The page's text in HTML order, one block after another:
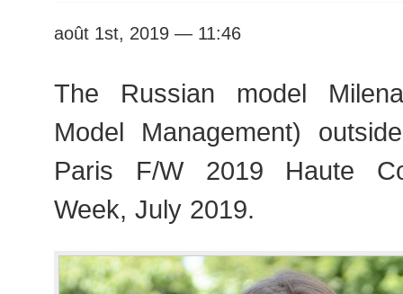
août 1st, 2019 — 11:46
The Russian model
Model Management)
Paris F/W 2019 Haute
Week, July 2019.